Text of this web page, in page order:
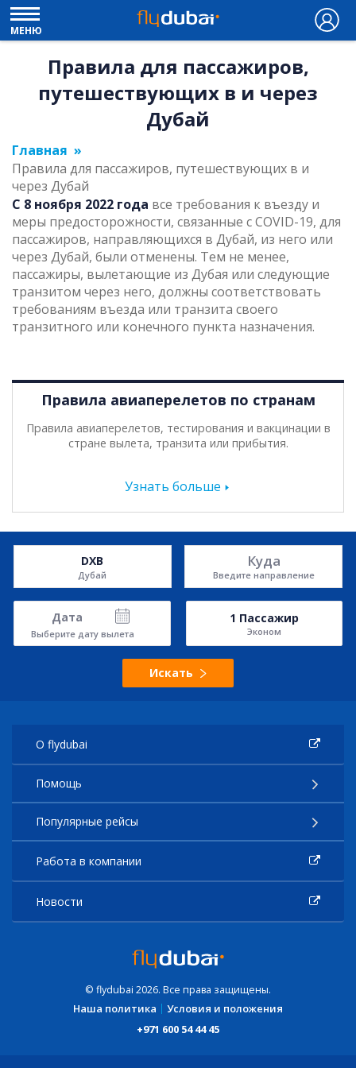
МЕНЮ
Правила для пассажиров,
путешествующих в и через
Дубай
Главная
Правила для пассажиров, путешествующих в и
через Дубай
С 8 ноября 2022 года все требования к въезду и
меры предосторожности, связанные с COVID-19, для
пассажиров, направляющихся в Дубай, из него или
через Дубай, были отменены. Тем не менее,
пассажиры, вылетающие из Дубая или следующие
транзитом через него, должны соответствовать
требованиям въезда или транзита своего
транзитного или конечного пункта назначения.
Правила авиаперелетов по странам
Правила авиаперелетов, тестирования и вакцинации в
стране вылета, транзита или прибытия.
Узнать больше
DXB
Дубай
Куда
Введите направление
Дата
Выберите дату вылета
1 Пассажир
Эконом
Искать
© flydubai 2026. Все права защищены.
Наша политика
Условия и положения
+971 600 54 44 45
О flydubai
Помощь
Популярные рейсы
Работа в компании
Новости